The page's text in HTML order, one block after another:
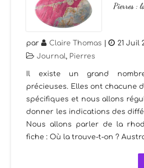
Pierres :
par Claire Thomas | 21 Juil
Journal, Pierres
Il existe un grand
précieuses. Elles ont chacune
spécifiques et nous allons
donner les indications des
Nous allons parler de la
fiche : Où la trouve-t-on ?